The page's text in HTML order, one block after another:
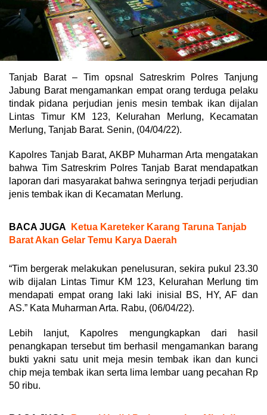
Tanjab Barat – Tim opsnal Satreskrim Polres Tanjung
Jabung Barat mengamankan empat orang terduga pelaku
tindak pidana perjudian jenis mesin tembak ikan dijalan
Lintas Timur KM 123, Kelurahan Merlung, Kecamatan
Merlung, Tanjab Barat. Senin, (04/04/22).
Kapolres Tanjab Barat, AKBP Muharman Arta mengatakan
bahwa Tim Satreskrim Polres Tanjab Barat mendapatkan
laporan dari masyarakat bahwa seringnya terjadi perjudian
jenis tembak ikan di Kecamatan Merlung.
BACA JUGA
Ketua Kareteker Karang Taruna Tanjab
Barat Akan Gelar Temu Karya Daerah
“Tim bergerak melakukan penelusuran, sekira pukul 23.30
wib dijalan Lintas Timur KM 123, Kelurahan Merlung tim
mendapati empat orang laki laki inisial BS, HY, AF dan
AS.” Kata Muharman Arta. Rabu, (06/04/22).
Lebih lanjut, Kapolres mengungkapkan dari hasil
penangkapan tersebut tim berhasil mengamankan barang
bukti yakni satu unit meja mesin tembak ikan dan kunci
chip meja tembak ikan serta lima lembar uang pecahan Rp
50 ribu.